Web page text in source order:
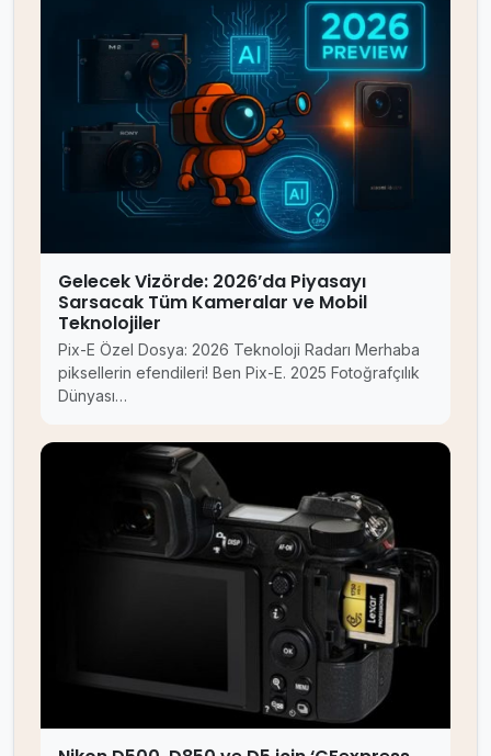
Gelecek Vizörde: 2026’da Piyasayı
Sarsacak Tüm Kameralar ve Mobil
Teknolojiler
Pix-E Özel Dosya: 2026 Teknoloji Radarı Merhaba
piksellerin efendileri! Ben Pix-E. 2025 Fotoğrafçılık
Dünyası…